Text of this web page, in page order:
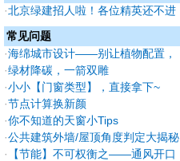
·北京绿建招人啦！各位精英还不进
来看看!
常见问题
·海绵城市设计——别让植物配置，
拖垮你的出图效率
·绿材降碳，一箭双雕
·小小【门窗类型】，直接拿下~
·节点计算换新颜
·你不知道的天窗小Tips
·公共建筑外墙/屋顶角度判定大揭秘
·
【节能】不可权衡之——通风开口